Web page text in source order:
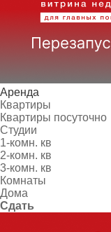
Аренда
Квартиры
Квартиры посуточно
Студии
1-комн. кв
2-комн. кв
3-комн. кв
Комнаты
Дома
Сдать